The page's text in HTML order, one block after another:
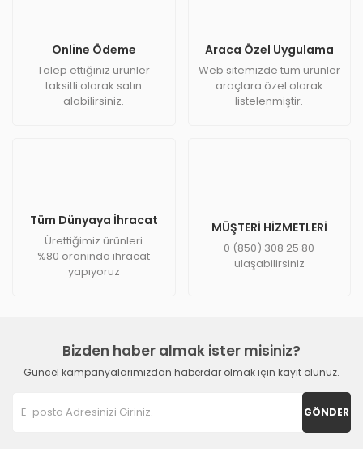
Online Ödeme
Talep ettiğiniz ürünler
taksitli olarak satın
alabilirsiniz.
Araca Özel Uygulama
Web sitemizde tüm ürünler
araçlara özel olarak
listelenmiştir.
Tüm Dünyaya İhracat
Ürettiğimiz ürünleri
%80 oranında ihracat
yapıyoruz
MÜŞTERİ HİZMETLERİ
0 (850) 308 25 80
ulaşabilirsiniz
Bizden haber almak ister misiniz?
Güncel kampanyalarımızdan haberdar olmak için kayıt olunuz.
GÖNDER